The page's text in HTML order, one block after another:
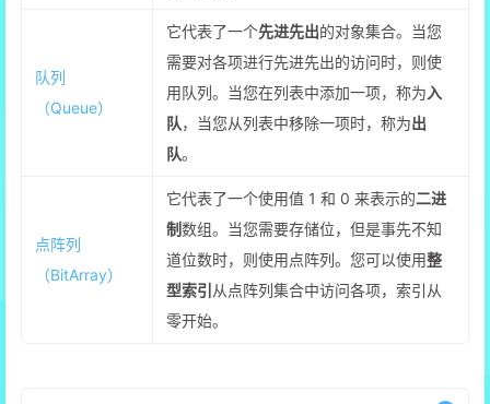
队列
（Queue）
它代表了一个先进先出的对象集合。当您
需要对各项进行先进先出的访问时，则使
用队列。当您在列表中添加一项，称为入
队，当您从列表中移除一项时，称为出
队。
点阵列
（BitArray）
它代表了一个使用值 1 和 0 来表示的二进
制数组。当您需要存储位，但是事先不知
道位数时，则使用点阵列。您可以使用整
型索引 从点阵列集合中访问各项，索引从
零开始。